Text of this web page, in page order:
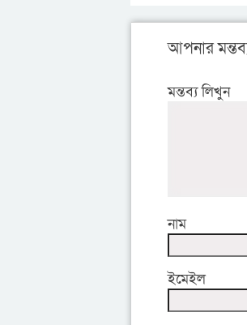
আপনার
মন্তব্য লিখুন
নাম
ইমেইল